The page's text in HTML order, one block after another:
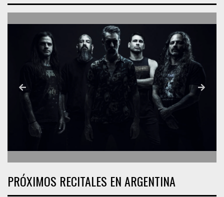
PRÓXIMOS RECITALES EN ARGENTINA